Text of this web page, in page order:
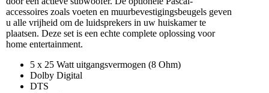
accessoires zoals voeten en muurbevestigingsbeugels geven
u alle vrijheid om de luidsprekers in uw huiskamer te
plaatsen. Deze set is een echte complete oplossing voor
home entertainment.
5 x 25 Watt uitgangsvermogen (8 Ohm)
Dolby Digital
DTS